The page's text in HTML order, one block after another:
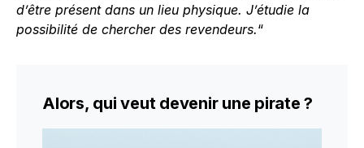
d’être présent dans un lieu physique. J’étudie la
possibilité de chercher des revendeurs.“
Alors, qui veut devenir une pirate ?